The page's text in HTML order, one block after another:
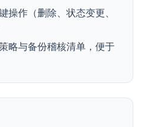
操作（删除、状态变更、
略与备份稽核清单，便于